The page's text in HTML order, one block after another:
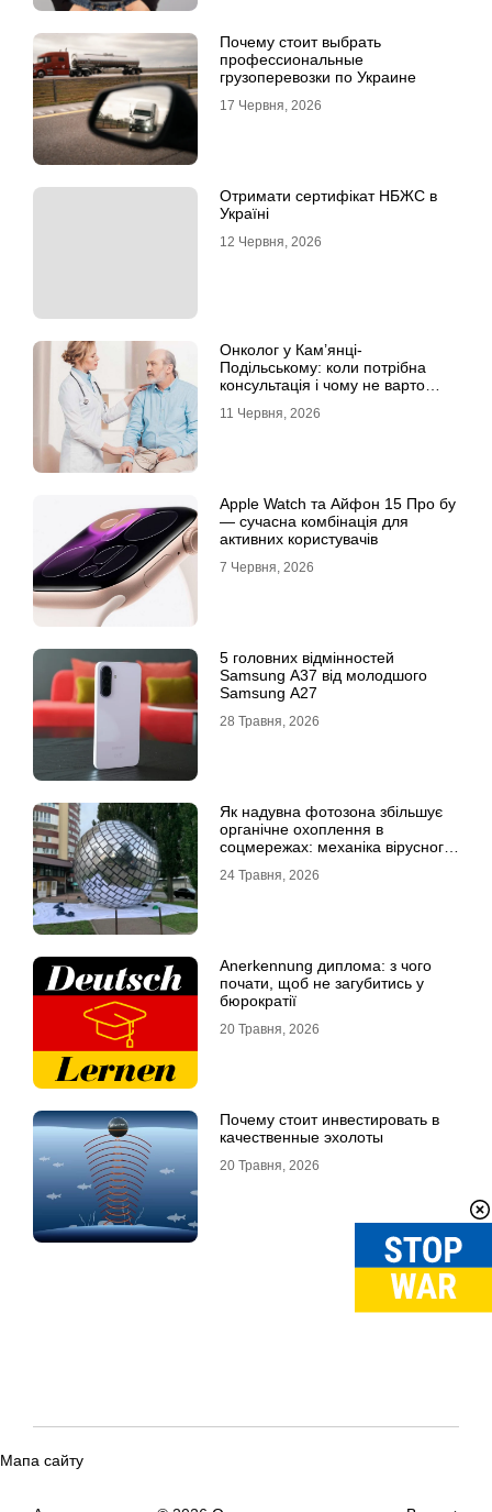
Почему стоит выбрать
профессиональные
грузоперевозки по Украине
17 Червня, 2026
Отримати сертифікат НБЖС в
Україні
12 Червня, 2026
Онколог у Кам’янці-
Подільському: коли потрібна
консультація і чому не варто
11 Червня, 2026
Apple Watch та Айфон 15 Про бу
— сучасна комбінація для
активних користувачів
7 Червня, 2026
5 головних відмінностей
Samsung A37 від молодшого
Samsung A27
28 Травня, 2026
Як надувна фотозона збільшує
органічне охоплення в
соцмережах: механіка вірусного
24 Травня, 2026
Anerkennung диплома: з чого
почати, щоб не загубитись у
бюрократії
20 Травня, 2026
Почему стоит инвестировать в
качественные эхолоты
20 Травня, 2026
Мапа сайту